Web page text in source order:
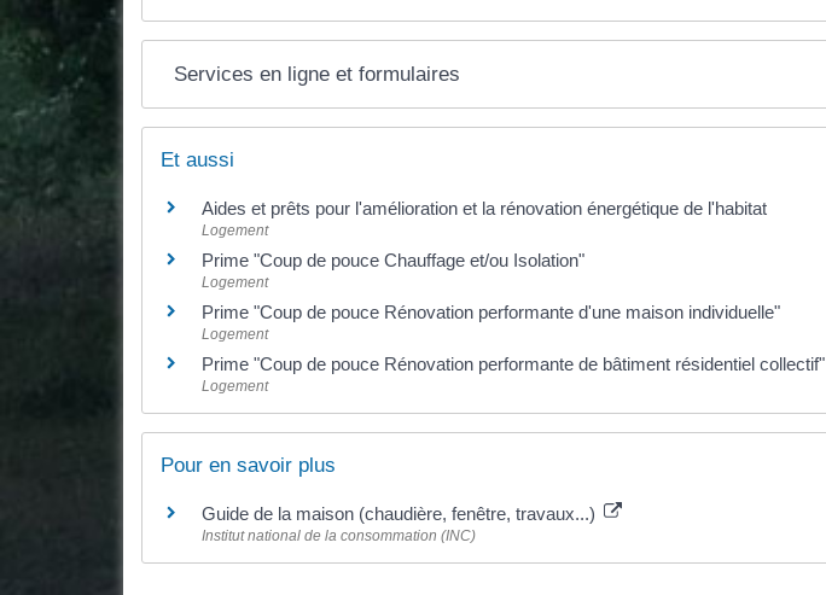
Services en ligne et formulaires
Et aussi
Aides et prêts pour l'amélioration et la rénovation énergétique de l'habitat
Logement
Prime "Coup de pouce Chauffage et/ou Isolation"
Logement
Prime "Coup de pouce Rénovation performante d'une maison individuelle"
Logement
Prime "Coup de pouce Rénovation performante de bâtiment résidentiel collectif"
Logement
Pour en savoir plus
Guide de la maison (chaudière, fenêtre, travaux...)
Institut national de la consommation (INC)